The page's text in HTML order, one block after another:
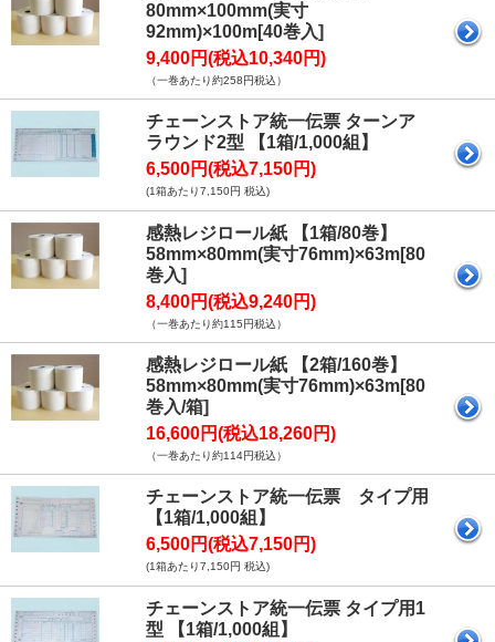
80mm×100mm(実寸
92mm)×100m[40巻入]
9,400円(税込10,340円)
（一巻あたり約258円税込）
チェーンストア統一伝票 ターンア
ラウンド2型 【1箱/1,000組】
6,500円(税込7,150円)
(1箱あたり7,150円 税込)
感熱レジロール紙 【1箱/80巻】
58mm×80mm(実寸76mm)×63m[80
巻入]
8,400円(税込9,240円)
（一巻あたり約115円税込）
感熱レジロール紙 【2箱/160巻】
58mm×80mm(実寸76mm)×63m[80
巻入/箱]
16,600円(税込18,260円)
（一巻あたり約114円税込）
チェーンストア統一伝票 タイプ用
【1箱/1,000組】
6,500円(税込7,150円)
(1箱あたり7,150円 税込)
チェーンストア統一伝票 タイプ用1
型 【1箱/1,000組】